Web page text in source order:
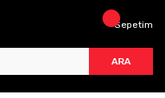
ARA
Sepetim